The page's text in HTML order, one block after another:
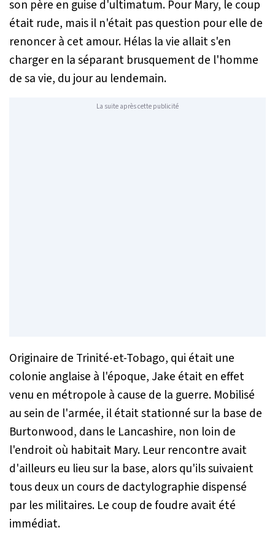
son père en guise d'ultimatum. Pour Mary, le coup
était rude, mais il n'était pas question pour elle de
renoncer à cet amour. Hélas la vie allait s'en
charger en la séparant brusquement de l'homme
de sa vie, du jour au lendemain.
La suite après cette publicité
Originaire de Trinité-et-Tobago, qui était une
colonie anglaise à l'époque, Jake était en effet
venu en métropole à cause de la guerre. Mobilisé
au sein de l'armée, il était stationné sur la base de
Burtonwood, dans le Lancashire, non loin de
l'endroit où habitait Mary. Leur rencontre avait
d'ailleurs eu lieu sur la base, alors qu'ils suivaient
tous deux un cours de dactylographie dispensé
par les militaires. Le coup de foudre avait été
immédiat.